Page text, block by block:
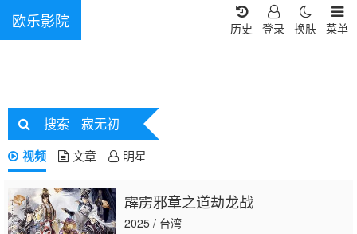
欧乐影院 菜单
换肤
登录
历史
搜索 寂无初
视频 文章 明星
霹雳邪章之道劫龙战
2025 / 台湾